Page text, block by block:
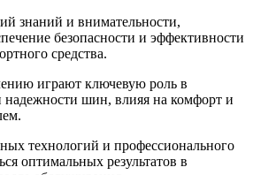
знаний и внимательности,
безопасности и эффективности
средства.
играют ключевую роль в
надежности шин, влияя на комфорт и
технологий и профессионального
оптимальных результатов в